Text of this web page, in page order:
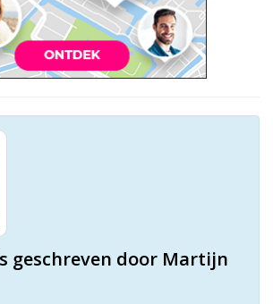
geschreven door Martijn